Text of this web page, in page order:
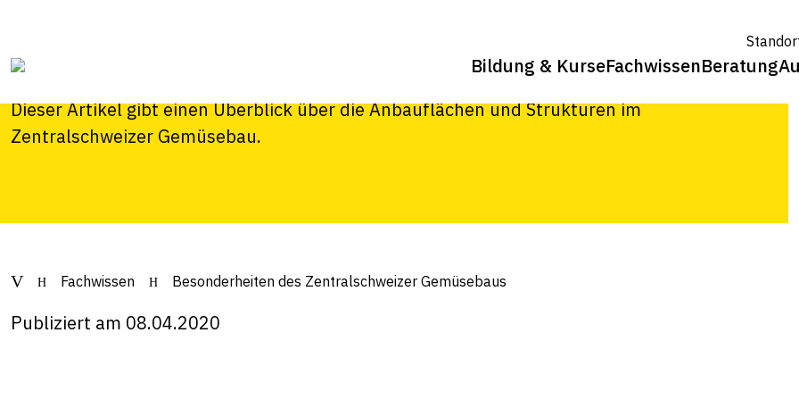
Bildung & KurseFachwissenBeratung
Zentralschweizer Gemüsebaus
Dieser Artikel gibt einen Überblick über die Anbauflächen und Strukturen im
Zentralschweizer Gemüsebau.
Fachwissen Besonderheiten des Zentralschweizer Gemüsebaus
Publiziert am 08.04.2020